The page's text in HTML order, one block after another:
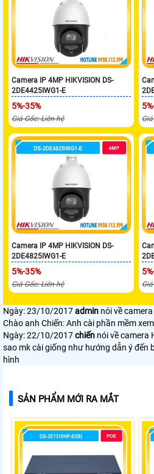
Camera IP 4MP HIKVISION DS-
2DE4425IWG1-E
5%-35%
Giá Gốc: Liên hệ
Camera IP 4MP HIKVISION DS-
2DE4825IWG1-E
5%-35%
Giá Gốc: Liên hệ
Ngày: 23/10/2017admin nói về
Chào anh Chiến: Anh cài phần mềm
Ngày: 22/10/2017chiến nói về camera
sao mk cài giống như hướng dẫn ý đến
hình
SẢN PHẨM MỚI RA MẮT